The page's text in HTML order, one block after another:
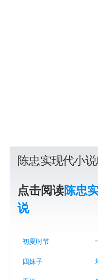
陈忠实现代小
点击阅读陈忠
说
初夏时节
四妹子